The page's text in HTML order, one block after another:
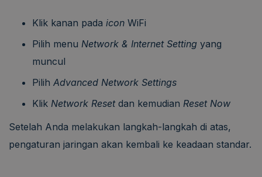
Klik kanan pada icon WiFi
Pilih menu Network & Internet Setting yang
muncul
Pilih Advanced Network Settings
Klik Network Reset dan kemudian Reset Now
Setelah Anda melakukan langkah-langkah di atas,
pengaturan jaringan akan kembali ke keadaan standar.